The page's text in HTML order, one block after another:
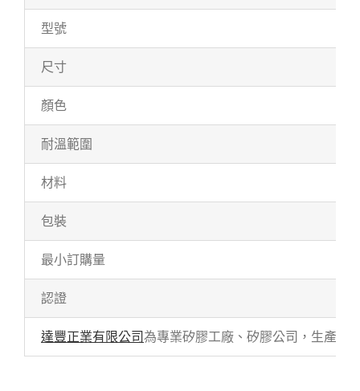
型號
尺寸
顏色
耐溫範圍
材料
包裝
最小訂購量
認證
達豐正業有限公司為專業矽膠工廠、矽膠公司，生產各